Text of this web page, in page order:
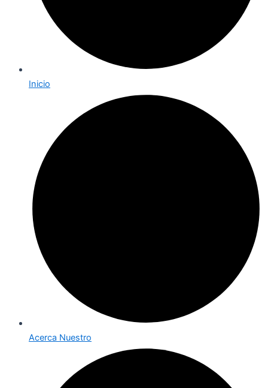
Inicio
Acerca Nuestro